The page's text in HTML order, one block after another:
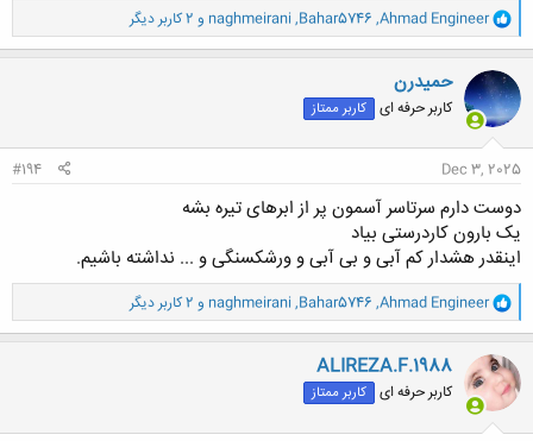
و
ا
ک
ن
ش
ه
ا
Ahmad Engineer
,
Bahar5746
,
naghmeirani و 2 کاربر دیگر
حميدرن
کاربر حرفه ای کاربر ممتاز
Dec 3, 2025
#194
دوست دارم سرتاسر آسمون پر از ابرهای تیره بشه
یک بارون کاردرستی بیاد
اینقدر هشدار کم آبی و بی آبی و ورشکسنگی و ... نداشته باشیم.
و
ا
ک
ن
ش
ه
ا
Ahmad Engineer
,
Bahar5746
,
naghmeirani و 2 کاربر دیگر
ALIREZA.F.1988
کاربر حرفه ای کاربر ممتاز